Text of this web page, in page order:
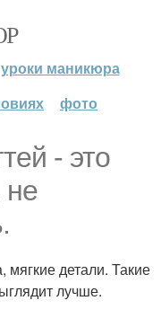
уроки маникюра
фото
- это
не
детали. Такие
лучше.